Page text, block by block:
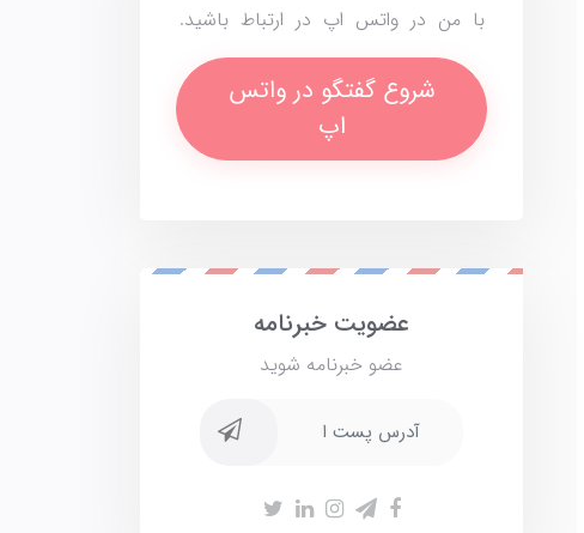
با من در واتس اپ در ارتباط باشید.
شروع گفتگو در واتس
اپ
عضویت خبرنامه
عضو خبرنامه شوید